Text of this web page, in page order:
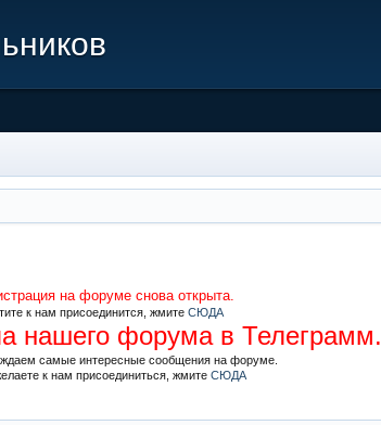
на форуме снова открыта.
к нам присоединится, жмите СЮДА
нашего форума в Телеграмм.
самые интересные сообщения на форуме.
к нам присоединиться, жмите СЮДА